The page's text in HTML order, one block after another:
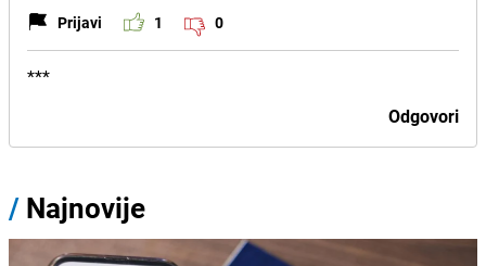
Prijavi 1 0
***
Odgovori
/ Najnovije